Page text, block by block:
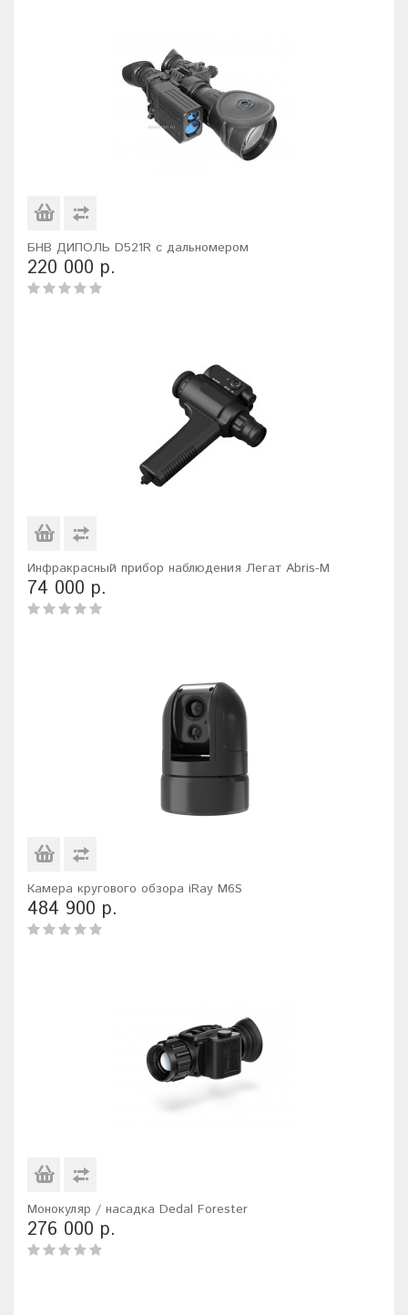
БНВ ДИПОЛЬ D521R с дальномером
220 000 р.
Инфракрасный прибор наблюдения Легат Abris-M
74 000 р.
Камера кругового обзора iRay M6S
484 900 р.
Монокуляр / насадка Dedal Forester
276 000 р.